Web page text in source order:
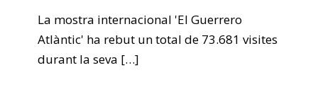
La mostra internacional 'El Guerrero
Atlàntic' ha rebut un total de 73.681 visites
durant la seva […]